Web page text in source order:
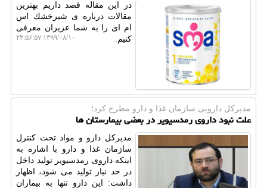
در این مقاله قصد داریم بهترین
مقالات درباره ی شیرخشك اس
ام ای را به شما عزیزان معرفی
كنیم.
۱۳۹۹/۰۸/۱۰ ۲۳:۵۶:۵۷
مدیركل دارویی سازمان غذا و دارو مطرح كرد؛
علت نبود داروی رمدسیویر در بعضی بیمارستان ها
مدیركل دارو و مواد تحت كنترل
سازمان غذا و دارو با اشاره به
اینكه داروی رمدسیویر تولید داخل
در حد نیاز تولید می شود، اظهار
داشت: این دارو تنها به بیماران